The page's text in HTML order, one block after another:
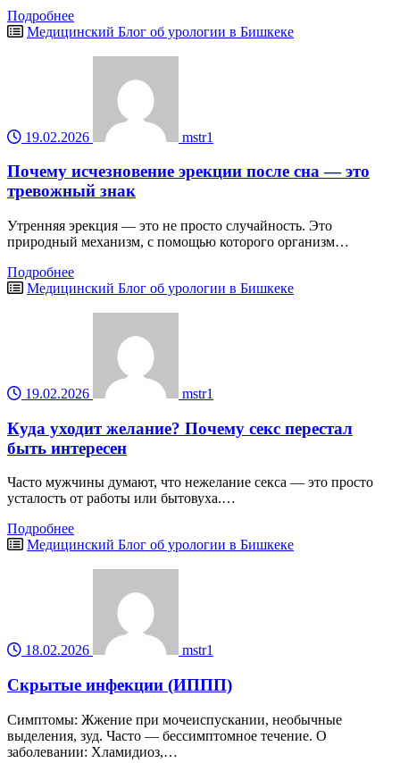
Подробнее
Медицинский Блог об урологии в Бишкеке
19.02.2026 mstr1
Почему исчезновение эрекции после сна — это
тревожный знак
Утренняя эрекция — это не просто случайность. Это
природный механизм, с помощью которого организм…
Подробнее
Медицинский Блог об урологии в Бишкеке
19.02.2026 mstr1
Куда уходит желание? Почему секс перестал
быть интересен
Часто мужчины думают, что нежелание секса — это просто
усталость от работы или бытовуха.…
Подробнее
Медицинский Блог об урологии в Бишкеке
18.02.2026 mstr1
Скрытые инфекции (ИППП)
Симптомы: Жжение при мочеиспускании, необычные
выделения, зуд. Часто — бессимптомное течение. О
заболевании: Хламидиоз,…